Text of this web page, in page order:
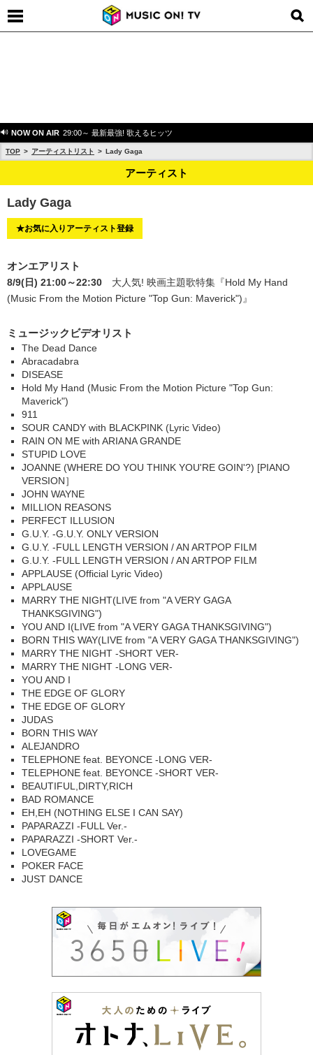
NOW ON AIR 29:00～ 最新最強! 歌えるヒッツ
TOP アーティストリスト Lady Gaga
アーティスト
Lady Gaga
★お気に入りアーティスト登録
オンエアリスト
8/9(日) 21:00～22:30 大人気! 映画主題歌特集 『Hold My Hand
(Music From the Motion Picture "Top Gun: Maverick")』
ミュージックビデオリスト
The Dead Dance
Abracadabra
DISEASE
Hold My Hand (Music From the Motion Picture "Top Gun:
Maverick")
911
SOUR CANDY with BLACKPINK (Lyric Video)
RAIN ON ME with ARIANA GRANDE
STUPID LOVE
JOANNE (WHERE DO YOU THINK YOU'RE GOIN'?) [PIANO
VERSION］
JOHN WAYNE
MILLION REASONS
PERFECT ILLUSION
G.U.Y. -G.U.Y. ONLY VERSION
G.U.Y. -FULL LENGTH VERSION / AN ARTPOP FILM
G.U.Y. -FULL LENGTH VERSION / AN ARTPOP FILM
APPLAUSE (Official Lyric Video)
APPLAUSE
MARRY THE NIGHT(LIVE from "A VERY GAGA
THANKSGIVING")
YOU AND I(LIVE from "A VERY GAGA THANKSGIVING")
BORN THIS WAY(LIVE from "A VERY GAGA THANKSGIVING")
MARRY THE NIGHT -SHORT VER-
MARRY THE NIGHT -LONG VER-
YOU AND I
THE EDGE OF GLORY
THE EDGE OF GLORY
JUDAS
BORN THIS WAY
ALEJANDRO
TELEPHONE feat. BEYONCE -LONG VER-
TELEPHONE feat. BEYONCE -SHORT VER-
BEAUTIFUL,DIRTY,RICH
BAD ROMANCE
EH,EH (NOTHING ELSE I CAN SAY)
PAPARAZZI -FULL Ver.-
PAPARAZZI -SHORT Ver.-
LOVEGAME
POKER FACE
JUST DANCE